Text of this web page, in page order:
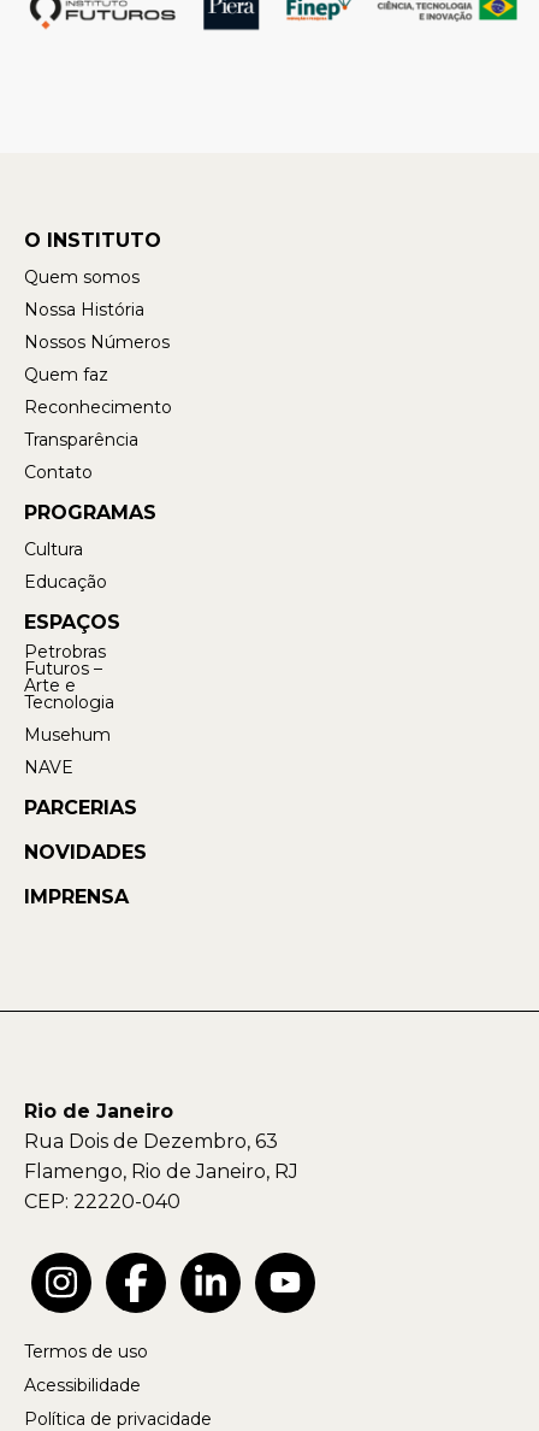
O INSTITUTO
Quem somos
Nossa História
Nossos Números
Quem faz
Reconhecimento
Transparência
Contato
PROGRAMAS
Cultura
Educação
ESPAÇOS
Petrobras
Futuros –
Arte e
Tecnologia
Musehum
NAVE
PARCERIAS
NOVIDADES
IMPRENSA
Rio de Janeiro
Rua Dois de Dezembro, 63
Flamengo, Rio de Janeiro, RJ
CEP: 22220-040
Termos de uso
Acessibilidade
Política de privacidade